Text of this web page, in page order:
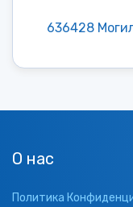
636428
О нас
Политика